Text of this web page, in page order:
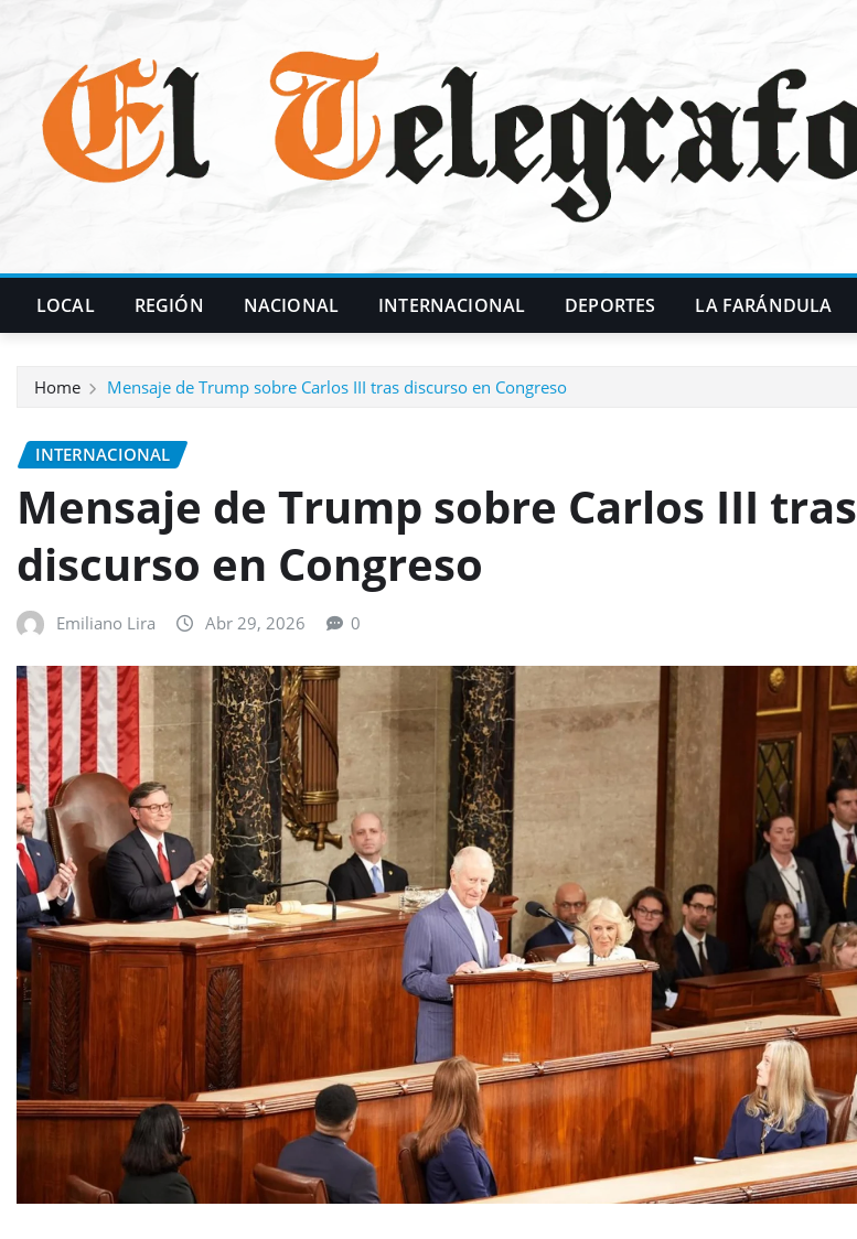
LOCAL REGIÓN NACIONAL INTERNACIONAL DEPORTES LA FARÁNDULA
Home Mensaje de Trump sobre Carlos III tras discurso en Congreso
INTERNACIONAL
Mensaje de Trump sobre Carlos III tras
discurso en Congreso
Emiliano Lira Abr 29, 2026 0